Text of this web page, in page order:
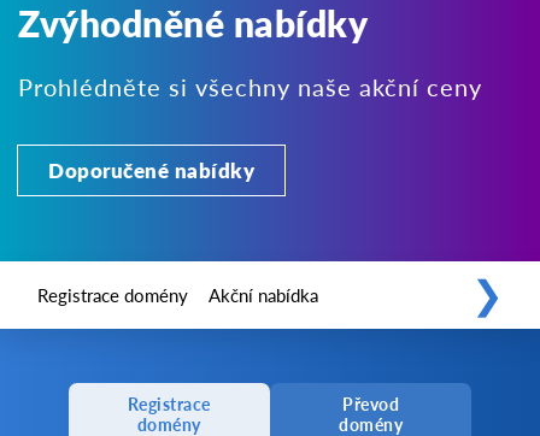
Zvýhodněné nabídky
Prohlédněte si všechny naše akční ceny
Doporučené nabídky
Registrace domény Akční nabídka ❯
Registrace
domény
Převod
domény